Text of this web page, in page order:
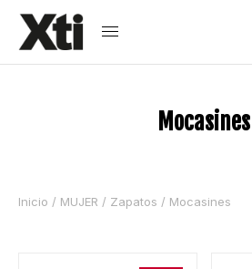
Mocasines
Inicio / MUJER / Zapatos / Mocasines